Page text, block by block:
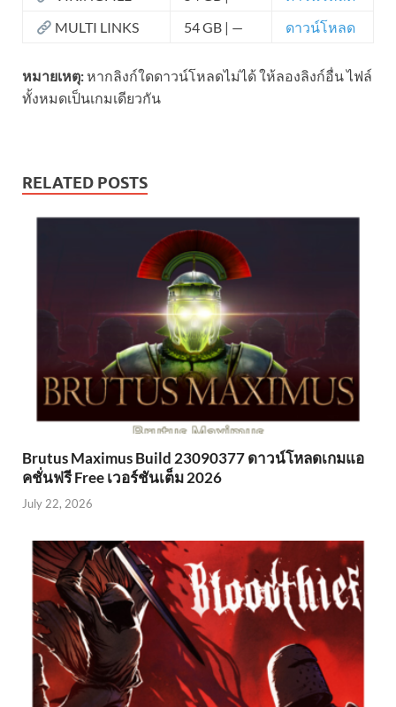
MULTI LINKS
54 GB | — ดาวน์โหลด
หมายเหตุ:หากลิงก์ใดดาวน์โหลดไม่ได้ ให้ลองลิงก์อื่น ไฟล์
ทั้งหมดเป็นเกมเดียวกัน
RELATED POSTS
Brutus Maximus Build 23090377 ดาวน์โหลดเกมแอ
คชั่นฟรี Free เวอร์ชันเต็ม 2026
July 22, 2026